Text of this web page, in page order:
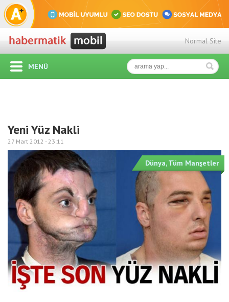
Normal Site
MENÜ
Yeni Yüz Nakli
27 Mart 2012 -23:11
Dünya,Tüm Manşetler